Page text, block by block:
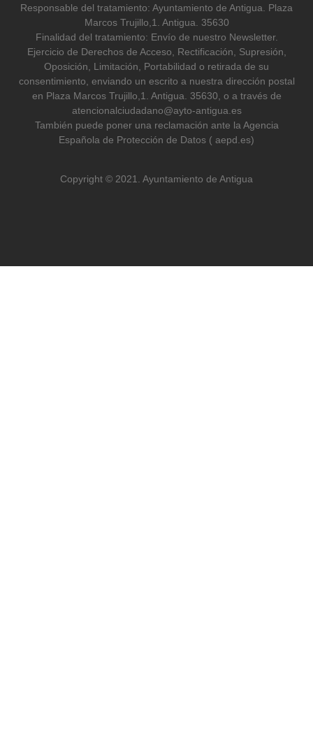
Responsable del tratamiento: Ayuntamiento de Antigua. Plaza
Marcos Trujillo,1. Antigua. 35630
Finalidad del tratamiento: Envío de nuestro Newsletter.
Ejercicio de Derechos de Acceso, Rectificación, Supresión,
Oposición, Limitación, Portabilidad o retirada de su
consentimiento, enviando un escrito a nuestra dirección postal
en Plaza Marcos Trujillo,1. Antigua. 35630, o a través de
atencionalciudadano@ayto-antigua.es
También puede poner una reclamación ante la Agencia
Española de Protección de Datos ( aepd.es)
Copyright © 2021. Ayuntamiento de Antigua